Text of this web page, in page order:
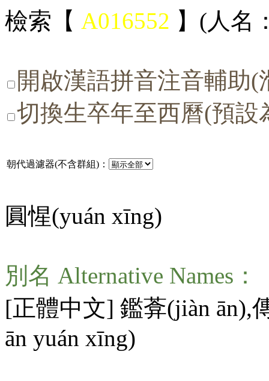
檢索【 A016552 】(人名
開啟漢語拼音注音輔助
切換生卒年至西曆(預設
朝代過濾器(不含群組)：
圓惺(yuán xīng)
別名 Alternative Names：
[正體中文] 鑑葊(jiàn ān),
ān yuán xīng)